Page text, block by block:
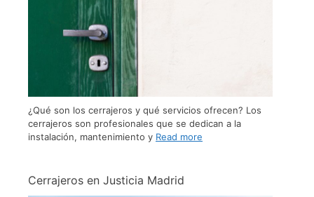
¿Qué son los cerrajeros y qué servicios ofrecen? Los
cerrajeros son profesionales que se dedican a la
instalación, mantenimiento y Read more
Cerrajeros en Justicia Madrid